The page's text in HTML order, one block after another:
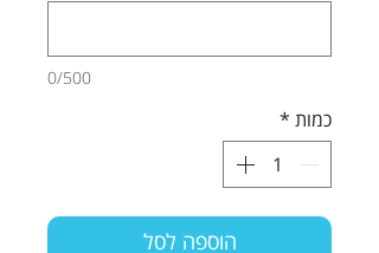
0/500
כמות *
הוספה לסל